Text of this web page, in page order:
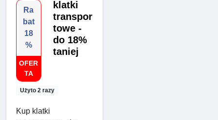
Ra
bat
18
%
OFER
TA
Użyto 2 razy
klatki
transpor
towe -
do 18%
taniej
Kup klatki